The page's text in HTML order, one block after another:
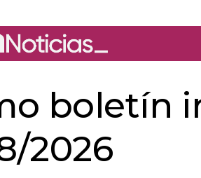
boletín
2026